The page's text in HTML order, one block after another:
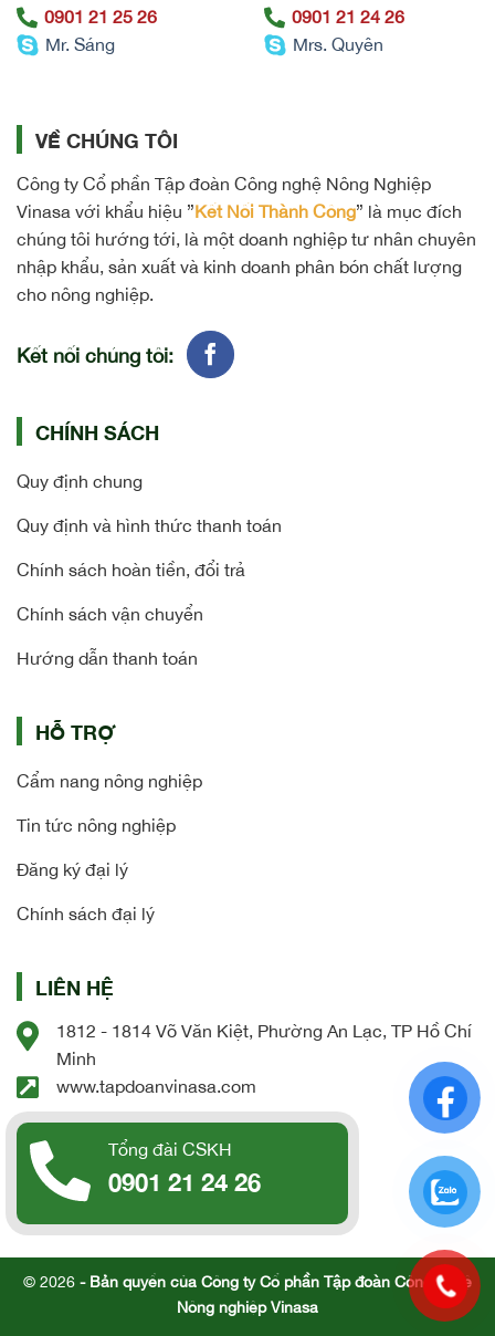
0901 21 25 26
Mr. Sáng
0901 21 24 26
Mrs. Quyên
VỀ CHÚNG TÔI
Công ty Cổ phần Tập đoàn Công nghệ Nông Nghiệp
Vinasa với khẩu hiệu ”Kết Nối Thành Công” là mục đích
chúng tôi hướng tới, là một doanh nghiệp tư nhân chuyên
nhập khẩu, sản xuất và kinh doanh phân bón chất lượng
cho nông nghiệp.
Kết nối chúng tôi:
CHÍNH SÁCH
Quy định chung
Quy định và hình thức thanh toán
Chính sách hoàn tiền, đổi trả
Chính sách vận chuyển
Hướng dẫn thanh toán
HỖ TRỢ
Cẩm nang nông nghiệp
Tin tức nông nghiệp
Đăng ký đại lý
Chính sách đại lý
LIÊN HỆ
1812 - 1814 Võ Văn Kiệt, Phường An Lạc, TP Hồ Chí
Minh
www.tapdoanvinasa.com
Tổng đài CSKH
0901 21 24 26
© 2026 - Bản quyền của Công ty Cổ phần Tập đoàn Công nghệ
Nông nghiệp Vinasa